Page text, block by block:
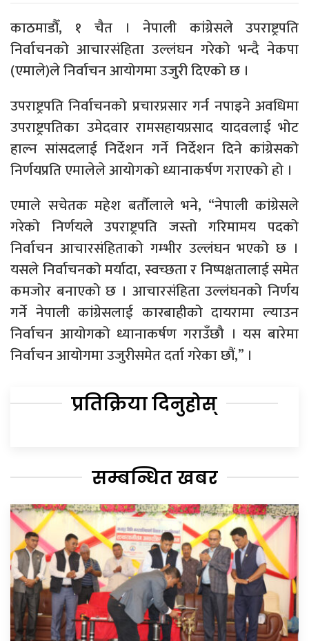
काठमाडौँ, १ चैत । नेपाली कांग्रेसले उपराष्ट्रपति
निर्वाचनको आचारसंहिता उल्लंघन गरेको भन्दै नेकपा
(एमाले)ले निर्वाचन आयोगमा उजुरी दिएको छ ।
उपराष्ट्रपति निर्वाचनको प्रचारप्रसार गर्न नपाइने अवधिमा
उपराष्ट्रपतिका उमेदवार रामसहायप्रसाद यादवलाई भोट
हाल्न सांसदलाई निर्देशन गर्ने निर्देशन दिने कांग्रेसको
निर्णयप्रति एमालेले आयोगको ध्यानाकर्षण गराएको हो ।
एमाले सचेतक महेश बर्तौलाले भने, “नेपाली कांग्रेसले
गरेको निर्णयले उपराष्ट्रपति जस्तो गरिमामय पदको
निर्वाचन आचारसंहिताको गम्भीर उल्लंघन भएको छ ।
यसले निर्वाचनको मर्यादा, स्वच्छता र निष्पक्षतालाई समेत
कमजोर बनाएको छ । आचारसंहिता उल्लंघनको निर्णय
गर्ने नेपाली कांग्रेसलाई कारबाहीको दायरामा ल्याउन
निर्वाचन आयोगको ध्यानाकर्षण गराउँछौ । यस बारेमा
निर्वाचन आयोगमा उजुरीसमेत दर्ता गरेका छौं,” ।
प्रतिक्रिया दिनुहोस्
सम्बन्धित खबर